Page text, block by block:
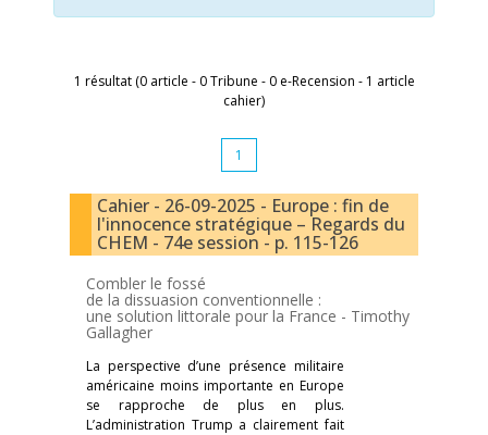
1 résultat (0 article - 0 Tribune - 0 e-Recension - 1 article
cahier)
1
Cahier - 26-09-2025 - Europe : fin de
l'innocence stratégique – Regards du
CHEM - 74e session - p. 115-126
Combler le fossé
de la dissuasion conventionnelle :
une solution littorale pour la France - Timothy
Gallagher
La perspective d’une présence militaire
américaine moins importante en Europe
se rapproche de plus en plus.
L’administration Trump a clairement fait